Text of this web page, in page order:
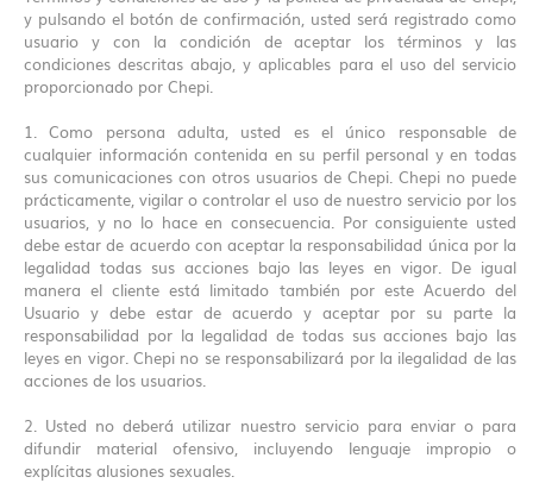
y pulsando el botón de confirmación, usted será registrado como
usuario y con la condición de aceptar los términos y las
condiciones descritas abajo, y aplicables para el uso del servicio
proporcionado por Chepi.
1. Como persona adulta, usted es el único responsable de
cualquier información contenida en su perfil personal y en todas
sus comunicaciones con otros usuarios de Chepi. Chepi no puede
prácticamente, vigilar o controlar el uso de nuestro servicio por los
usuarios, y no lo hace en consecuencia. Por consiguiente usted
debe estar de acuerdo con aceptar la responsabilidad única por la
legalidad todas sus acciones bajo las leyes en vigor. De igual
manera el cliente está limitado también por este Acuerdo del
Usuario y debe estar de acuerdo y aceptar por su parte la
responsabilidad por la legalidad de todas sus acciones bajo las
leyes en vigor. Chepi no se responsabilizará por la ilegalidad de las
acciones de los usuarios.
2. Usted no deberá utilizar nuestro servicio para enviar o para
difundir material ofensivo, incluyendo lenguaje impropio o
explícitas alusiones sexuales.